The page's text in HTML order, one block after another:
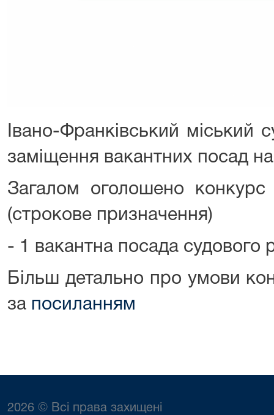
Івано-Франківський міський
заміщення вакантних посад
Загалом оголошено
(строкове призначення)
- 1 вакантна посада судового
Більш детально про умови
за посиланням
2026 © Всі права захищені